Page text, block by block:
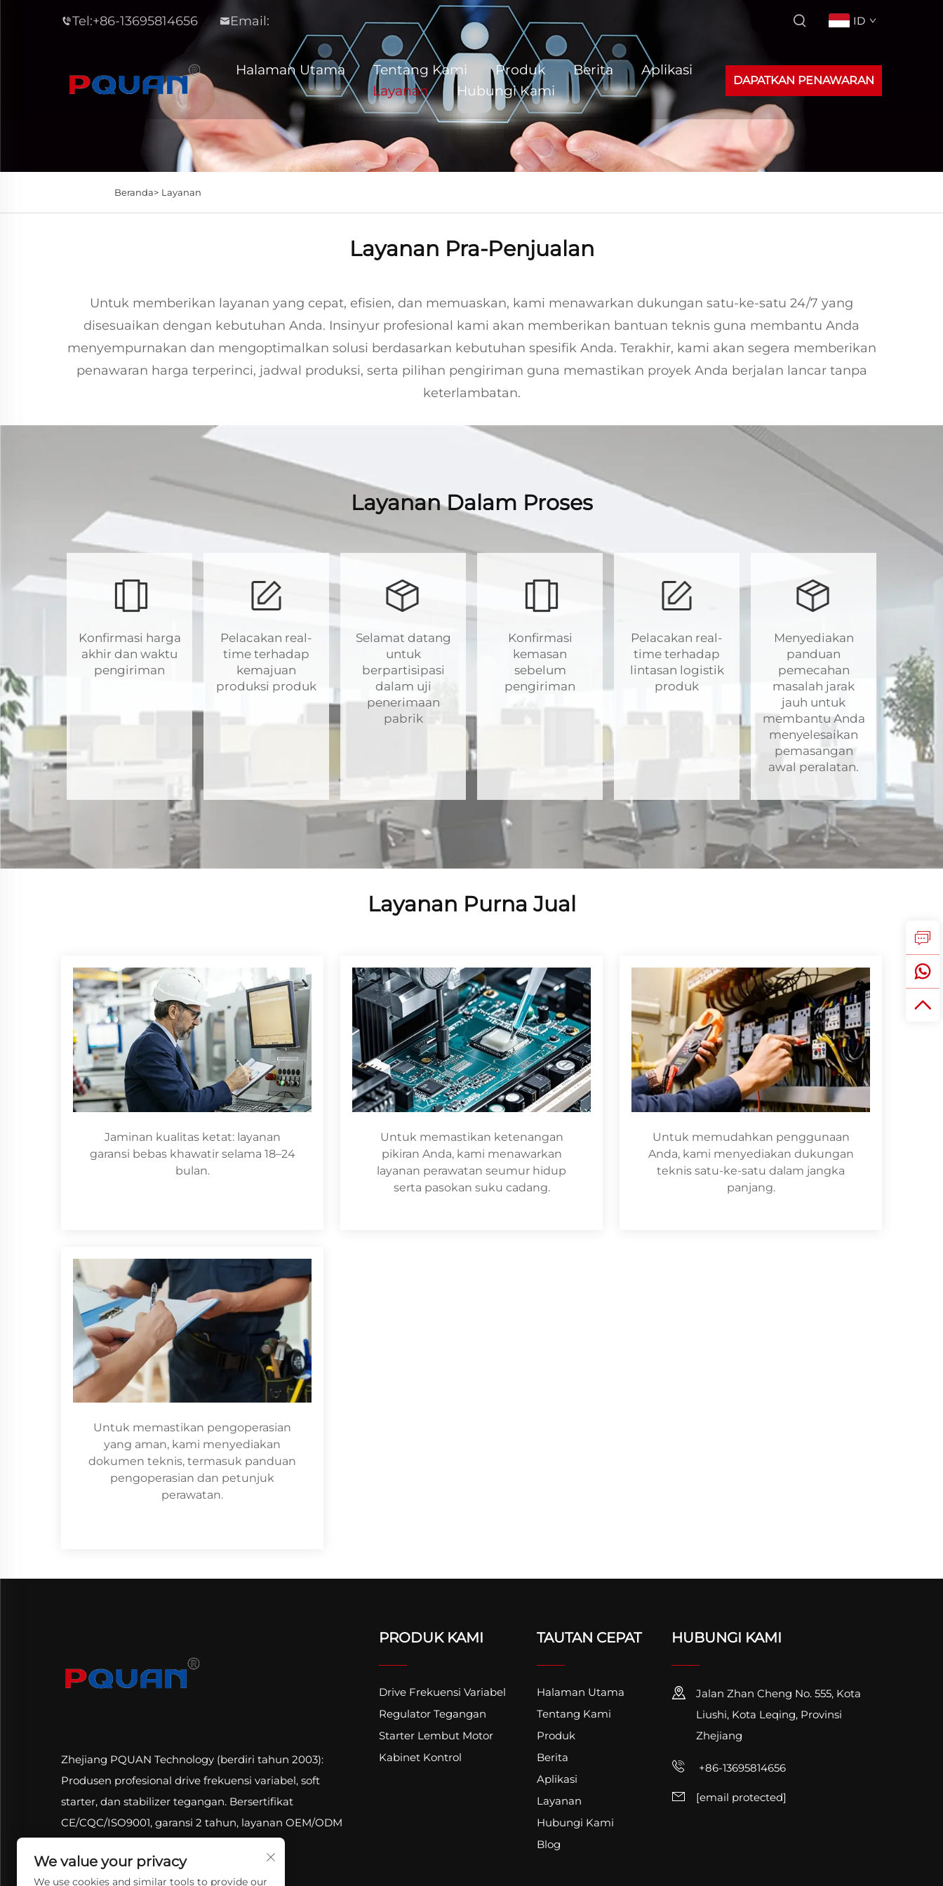
Tel:+86-13695814656 Email: ID
Halaman Utama Tentang Kami Produk Berita
Aplikasi
Layanan
Hubungi Kami
DAPATKAN PENAWARAN
Beranda> Layanan
Layanan Pra-Penjualan
Untuk memberikan layanan yang cepat, efisien, dan memuaskan, kami menawarkan dukungan satu-ke-satu 24/7 yang
disesuaikan dengan kebutuhan Anda. Insinyur profesional kami akan memberikan bantuan teknis guna membantu Anda
menyempurnakan dan mengoptimalkan solusi berdasarkan kebutuhan spesifik Anda. Terakhir, kami akan segera memberikan
penawaran harga terperinci, jadwal produksi, serta pilihan pengiriman guna memastikan proyek Anda berjalan lancar tanpa
keterlambatan.
Layanan Dalam Proses
Konfirmasi harga
akhir dan waktu
pengiriman
Pelacakan real-
time terhadap
kemajuan
produksi produk
Selamat datang
untuk
berpartisipasi
dalam uji
penerimaan
pabrik
Konfirmasi
kemasan
sebelum
pengiriman
Pelacakan real-
time terhadap
lintasan logistik
produk
Menyediakan
panduan
pemecahan
masalah jarak
jauh untuk
membantu Anda
menyelesaikan
pemasangan
awal peralatan.
Layanan Purna Jual
Jaminan kualitas ketat: layanan
garansi bebas khawatir selama 18–24
bulan.
Untuk memastikan ketenangan
pikiran Anda, kami menawarkan
layanan perawatan seumur hidup
serta pasokan suku cadang.
Untuk memudahkan penggunaan
Anda, kami menyediakan dukungan
teknis satu-ke-satu dalam jangka
panjang.
Untuk memastikan pengoperasian
yang aman, kami menyediakan
dokumen teknis, termasuk panduan
pengoperasian dan petunjuk
perawatan.
Zhejiang PQUAN Technology (berdiri tahun 2003):
Produsen profesional drive frekuensi variabel, soft
starter, dan stabilizer tegangan. Bersertifikat
CE/CQC/ISO9001, garansi 2 tahun, layanan OEM/ODM
PRODUK KAMI
Drive Frekuensi Variabel
Regulator Tegangan
Starter Lembut Motor
Kabinet Kontrol
TAUTAN CEPAT
Halaman Utama
Tentang Kami
Produk
Berita
Aplikasi
Layanan
Hubungi Kami
Blog
HUBUNGI KAMI
Jalan Zhan Cheng No. 555, Kota
Liushi, Kota Leqing, Provinsi
Zhejiang
+86-13695814656
[email protected]
We value your privacy
We use cookies and similar tools to provide our